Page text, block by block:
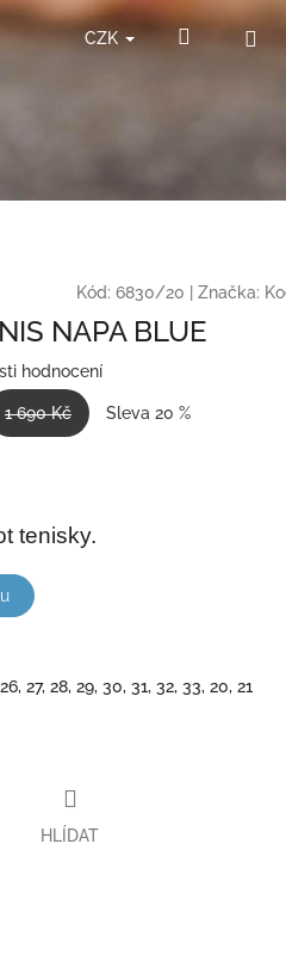
CZK Hledat
Kód: 6830/20 Značka:
NAPA BLUE
hodnocení
1 690 Kč Sleva 20 %
tenisky.
27, 28, 29, 30, 31, 32, 33, 20, 21
HLÍDAT